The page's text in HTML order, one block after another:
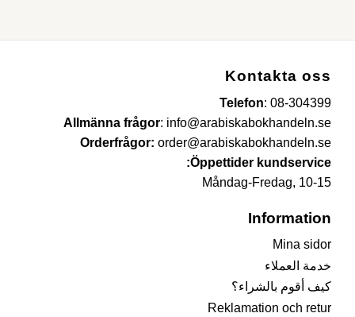
Kontakta oss
Telefon: 08-304399
Allmänna frågor: info@arabiskabokhandeln.se
Orderfrågor: order@arabiskabokhandeln.se
Öppettider kundservice:
Måndag-Fredag, 10-15
Information
Mina sidor
خدمة العملاء
كيف أقوم بالشراء؟
Reklamation och retur